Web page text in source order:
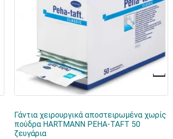
Γάντια χειρουργικά αποστειρωμένα χωρίς
πούδρα HARTMANN PEHA-TAFT 50
ζευγάρια